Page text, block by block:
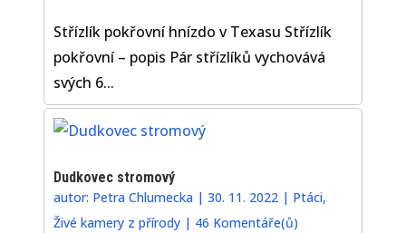
Střízlík pokřovní hnízdo v Texasu Střízlík
pokřovní – popis Pár střízlíků vychovává
svých 6...
Dudkovec stromový
autor: Petra Chlumecka |30. 11. 2022 | Ptáci,
Živé kamery z přírody | 46 Komentáře(ů)